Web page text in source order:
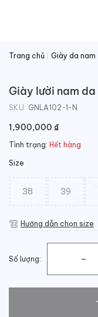
Trang chủ Giày da nam
Giày lười nam
SKU: GNLA102-1-N
1,900,000 ₫
Tình trạng: Hết hàng
Size
38 39
Hướng dẫn chọn size
Số lượng:
Giày lười nam da bò